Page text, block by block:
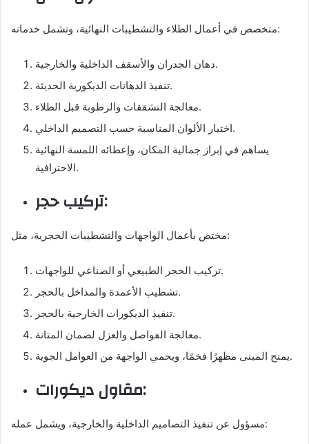
متخصص في أعمال الطلاء والتشطيبات النهائية، وتشمل خدماته:
دهان الجدران والأسقف الداخلية والخارجية.
تنفيذ الدهانات الديكورية الحديثة.
معالجة التشققات والرطوبة قبل الطلاء.
اختيار الألوان المناسبة حسب التصميم الداخلي.
يساهم في إبراز جمالية المكان، وإعطائه اللمسة النهائية
الاحترافية.
تركيب حجر:
مختص بأعمال الواجهات والتشطيبات الحجرية، مثل:
تركيب الحجر الطبيعي أو الصناعي للواجهات.
تشطيب الأعمدة والمداخل بالحجر.
تنفيذ الديكورات الخارجية بالحجر.
معالجة الفواصل والعزل لضمان المتانة.
يمنح المبنى مظهرًا فخمًا، ويحمي الواجهة من العوامل الجوية.
مقاول ديكورات:
مسؤول عن تنفيذ التصاميم الداخلية والخارجية، ويشمل عمله: